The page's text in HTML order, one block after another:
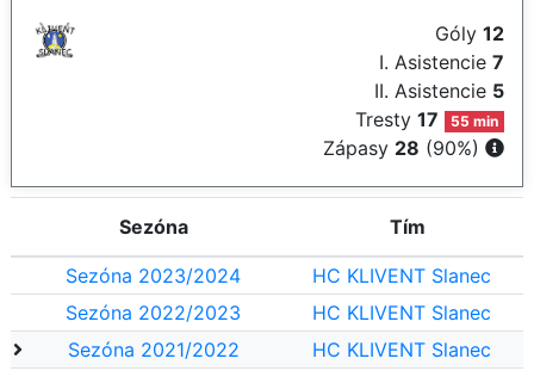
Góly 12
I. Asistencie 7
II. Asistencie 5
Tresty17 55 min
Zápasy 28 (90%)
Sezóna Tím
Sezóna 2023/2024
HC KLIVENT Slanec
Sezóna 2022/2023
HC KLIVENT Slanec
Sezóna 2021/2022
HC KLIVENT Slanec